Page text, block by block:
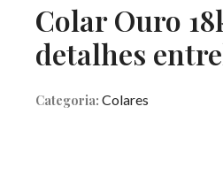
Colar Ouro
detalhes
Categoria: Colares